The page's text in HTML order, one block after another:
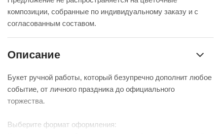
композиции, собранные по индивидуальному заказу и с
согласованным составом.
Описание
Букет ручной работы, который безупречно дополнит любое
событие, от личного праздника до официального
торжества.
Выберите формат оформления: